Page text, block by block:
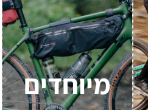
מיוחדים